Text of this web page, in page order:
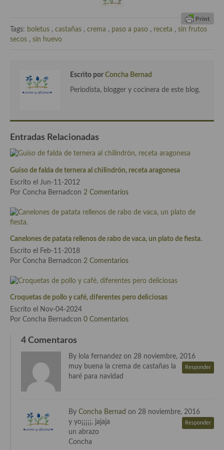
Cocina del Congo
Cocina callejera
Cocina Aragonesa
Cocina Castellana
Cocina Extremeña
Cocina Murciana
Cocina Navarra
Cocina Valenciana
Tags: boletus , castañas , crema , paso a paso , receta , sin frutos
secos , sin huevo
Escrito por Concha Bernad
Periodista, blogger y cocinera de este blog.
Entradas Relacionadas
Guiso de falda de ternera al chilindrón, receta aragonesa
Escrito el Jun-11-2012
Por Concha Bernadcon 2 Comentarios
Canelones de patata rellenos de rabo de vaca, un plato de fiesta.
Escrito el Feb-11-2018
Por Concha Bernadcon 2 Comentarios
Croquetas de pollo y café, diferentes pero deliciosas
Escrito el Nov-04-2024
Por Concha Bernadcon 0 Comentarios
4 Comentaros
By lola fernandez on 28 noviembre, 2016
Responder
muy buena la crema de castañas la
haré para navidad
By Concha Bernad on 28 noviembre, 2016
Responder
y yo¡¡¡¡¡, jajaja
un abrazo
Concha